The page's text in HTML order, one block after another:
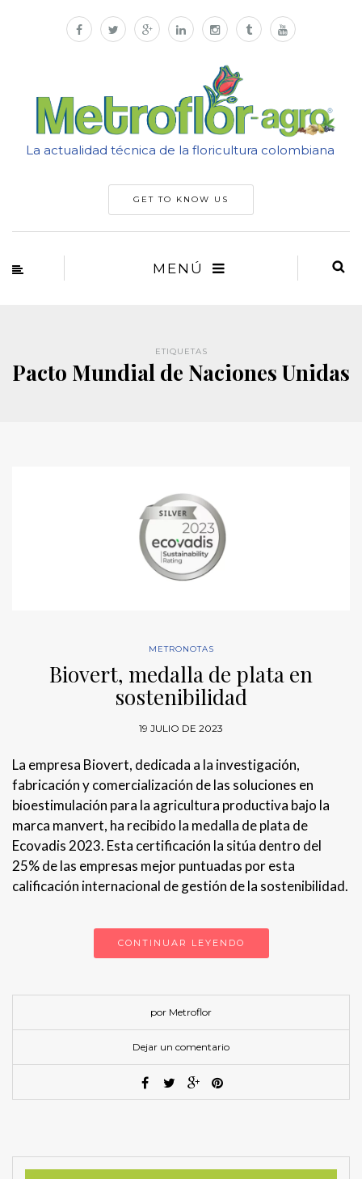
La actualidad técnica de la floricultura colombiana
GET TO KNOW US
MENÚ
ETIQUETAS
Pacto Mundial de Naciones Unidas
METRONOTAS
Biovert, medalla de plata en
sostenibilidad
19 JULIO DE 2023
La empresa Biovert, dedicada a la investigación,
fabricación y comercialización de las soluciones en
bioestimulación para la agricultura productiva bajo la
marca manvert, ha recibido la medalla de plata de
Ecovadis 2023. Esta certificación la sitúa dentro del
25% de las empresas mejor puntuadas por esta
calificación internacional de gestión de la sostenibilidad.
CONTINUAR LEYENDO
por Metroflor
Dejar un comentario